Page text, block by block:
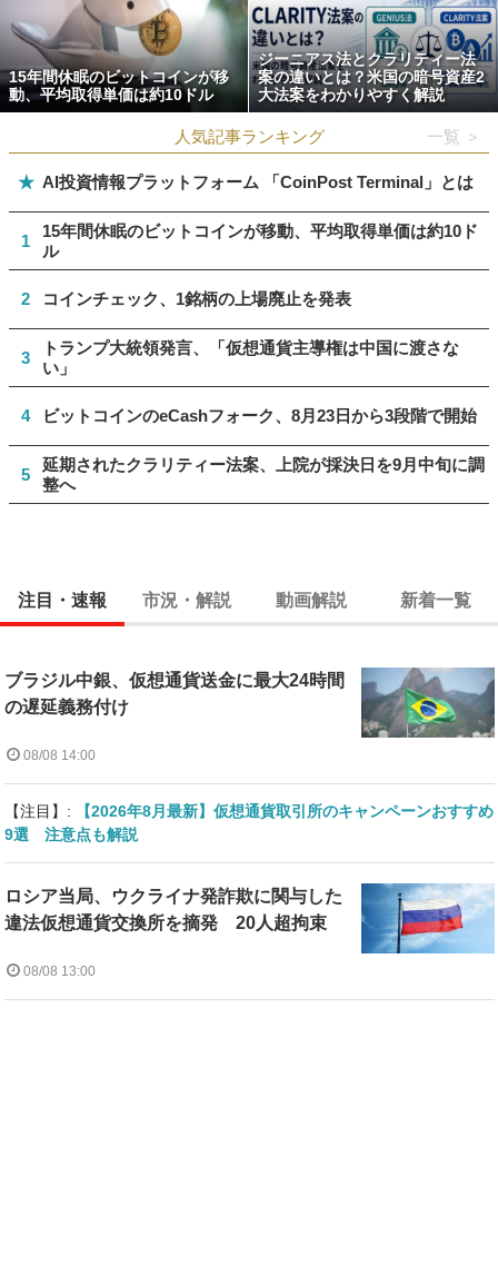
15年間休眠のビットコインが移
動、平均取得単価は約10ドル
ジーニアス法とクラリティー法
案の違いとは？米国の暗号資産2
大法案をわかりやすく解説
人気記事ランキング 一覧 ＞
★ AI投資情報プラットフォーム 「CoinPost Terminal」とは
1
15年間休眠のビットコインが移動、平均取得単価は約10ド
ル
2 コインチェック、1銘柄の上場廃止を発表
3
トランプ大統領発言、「仮想通貨主導権は中国に渡さな
い」
4 ビットコインのeCashフォーク、8月23日から3段階で開始
5
延期されたクラリティー法案、上院が採決日を9月中旬に調
整へ
注目・速報 市況・解説 動画解説 新着一覧
ブラジル中銀、仮想通貨送金に最大24時間
の遅延義務付け
08/08 14:00
【注目】:
【2026年8月最新】仮想通貨取引所のキャンペーンおすすめ
9選 注意点も解説
ロシア当局、ウクライナ発詐欺に関与した
違法仮想通貨交換所を摘発 20人超拘束
08/08 13:00